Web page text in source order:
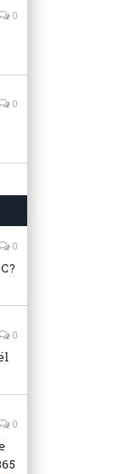
0
0
0
0
0